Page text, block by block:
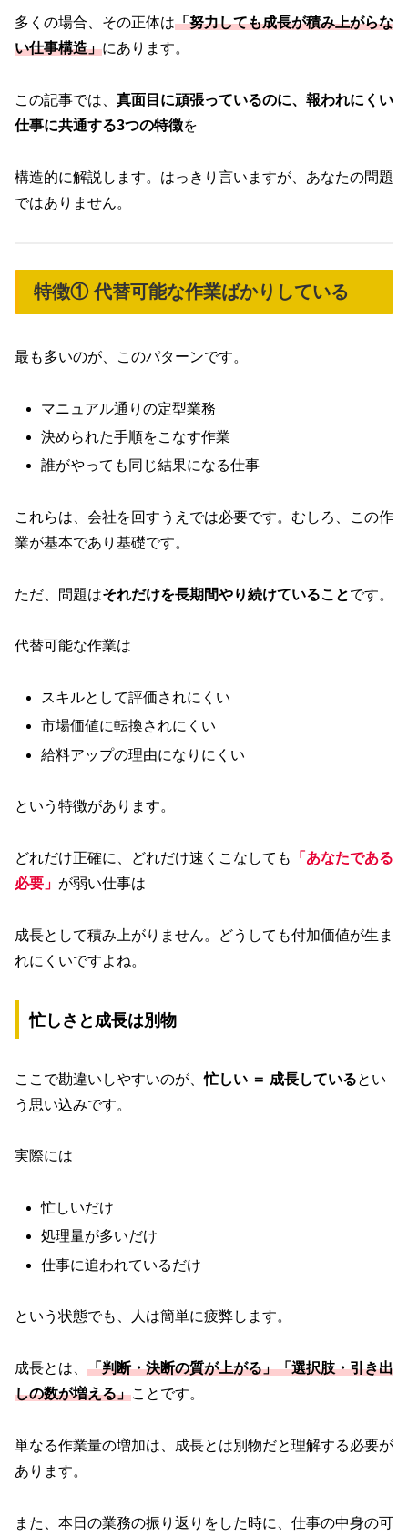
多くの場合、その正体は「努力しても成長が積み上がらな
い仕事構造」にあります。
この記事では、 真面目に頑張っているのに、報われにくい
仕事に共通する3つの特徴を
構造的に解説します。はっきり言いますが、あなたの問題
ではありません。
特徴① 代替可能な作業ばかりしている
最も多いのが、このパターンです。
マニュアル通りの定型業務
決められた手順をこなす作業
誰がやっても同じ結果になる仕事
これらは、会社を回すうえでは必要です。むしろ、この作
業が基本であり基礎です。
ただ、問題はそれだけを長期間やり続けていることです。
代替可能な作業は
スキルとして評価されにくい
市場価値に転換されにくい
給料アップの理由になりにくい
という特徴があります。
どれだけ正確に、どれだけ速くこなしても
「あなたである
必要」 が弱い仕事は
成長として積み上がりません。どうしても付加価値が生ま
れにくいですよね。
忙しさと成長は別物
ここで勘違いしやすいのが、忙しい ＝ 成長しているとい
う思い込みです。
実際には
忙しいだけ
処理量が多いだけ
仕事に追われているだけ
という状態でも、人は簡単に疲弊します。
成長とは、 「判断・決断の質が上がる」「選択肢・引き出
しの数が増える」ことです。
単なる作業量の増加は、成長とは別物だと理解する必要が
あります。
また、本日の業務の振り返りをした時に、仕事の中身の可